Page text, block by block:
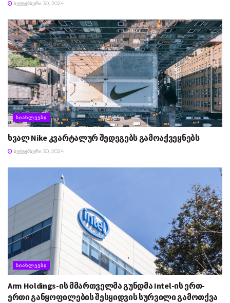
ᲡᲔᲥᲢᲔᲛᲑᲔᲠᲘ 30, 2024
ᲡᲘᲐᲮᲚᲔᲔᲑᲘ
ხვალ Nike კვარტალურ შედეგებს გამოაქვეყნებს
ᲡᲔᲥᲢᲔᲛᲑᲔᲠᲘ 30, 2024
ᲡᲘᲐᲮᲚᲔᲔᲑᲘ
Arm Holdings-ის მმართველმა გუნდმა Intel-ის ერთ-
ერთი განყოფილების შესყიდვის სურვილი გამოთქვა